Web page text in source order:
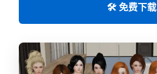
🛠️ 免费下载